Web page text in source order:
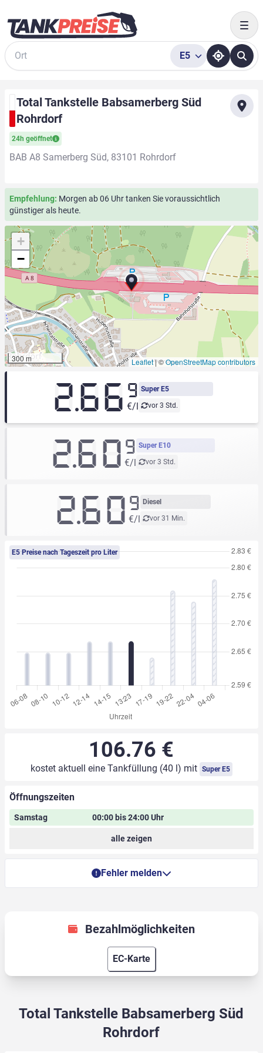
Suche
E5
Total Tankstelle Babsamerberg Süd
Rohrdorf
24h geöffnet
BAB A8 Samerberg Süd, 83101 Rohrdorf
Empfehlung: Morgen ab 06 Uhr tanken Sie voraussichtlich
günstiger als heute.
+
−
300 m Leaflet|©OpenStreetMap contributors
Super E5
vor 3 Std.
2.66 9
€/l
Super E10
vor 3 Std.
2.609
€/l
Diesel
vor 31 Min.
2.609
€/l
E5 Preise nach Tageszeit pro Liter
106.76 €
kostet aktuell eine Tankfüllung (40 l) mit Super E5
Öffnungszeiten
Samstag 00:00 bis 24:00 Uhr
alle zeigen
Fehler melden
Bezahlmöglichkeiten
EC-Karte
Total Tankstelle Babsamerberg Süd
Rohrdorf